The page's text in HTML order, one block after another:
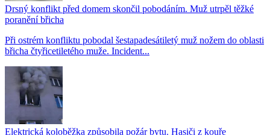
Drsný konflikt před domem skončil pobodáním. Muž utrpěl těžké
poranění břicha
Při ostrém konfliktu pobodal šestapadesátiletý muž nožem do oblasti
břicha čtyřicetiletého muže. Incident...
Elektrická koloběžka způsobila požár bytu. Hasiči z kouře